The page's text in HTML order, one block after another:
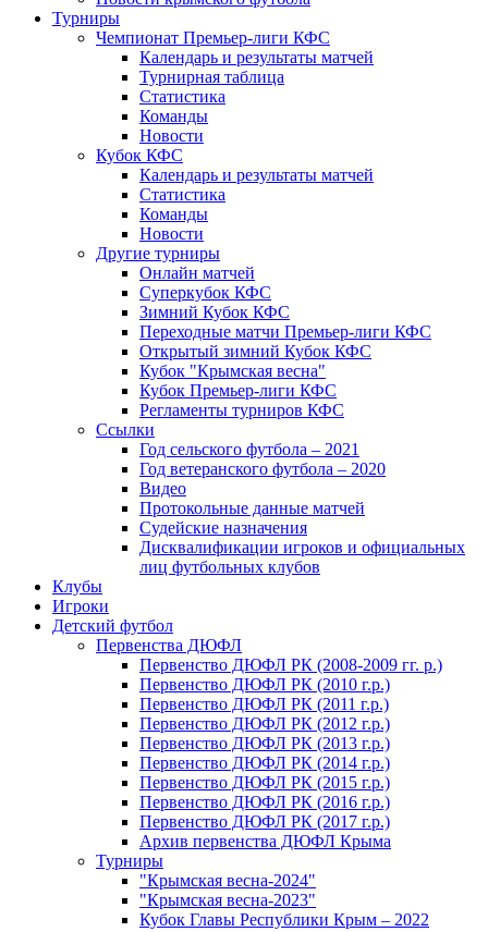
Турниры
Чемпионат Премьер-лиги КФС
Календарь и результаты матчей
Турнирная таблица
Статистика
Команды
Новости
Кубок КФС
Календарь и результаты матчей
Статистика
Команды
Новости
Другие турниры
Онлайн матчей
Суперкубок КФС
Зимний Кубок КФС
Переходные матчи Премьер-лиги КФС
Открытый зимний Кубок КФС
Кубок "Крымская весна"
Кубок Премьер-лиги КФС
Регламенты турниров КФС
Ссылки
Год сельского футбола – 2021
Год ветеранского футбола – 2020
Видео
Протокольные данные матчей
Судейские назначения
Дисквалификации игроков и официальных
лиц футбольных клубов
Клубы
Игроки
Детский футбол
Первенства ДЮФЛ
Первенство ДЮФЛ РК (2008-2009 гг. р.)
Первенство ДЮФЛ РК (2010 г.р.)
Первенство ДЮФЛ РК (2011 г.р.)
Первенство ДЮФЛ РК (2012 г.р.)
Первенство ДЮФЛ РК (2013 г.р.)
Первенство ДЮФЛ РК (2014 г.р.)
Первенство ДЮФЛ РК (2015 г.р.)
Первенство ДЮФЛ РК (2016 г.р.)
Первенство ДЮФЛ РК (2017 г.р.)
Архив первенства ДЮФЛ Крыма
Турниры
"Крымская весна-2024"
"Крымская весна-2023"
Кубок Главы Республики Крым – 2022